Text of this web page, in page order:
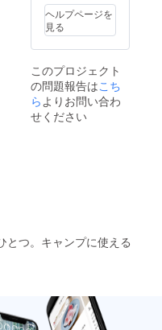
転車・
防災対
策に
も。
ヘルプページを
見る
このプロジェクト
の問題報告はこち
らよりお問い合わ
せください
とつ。キャンプに使える